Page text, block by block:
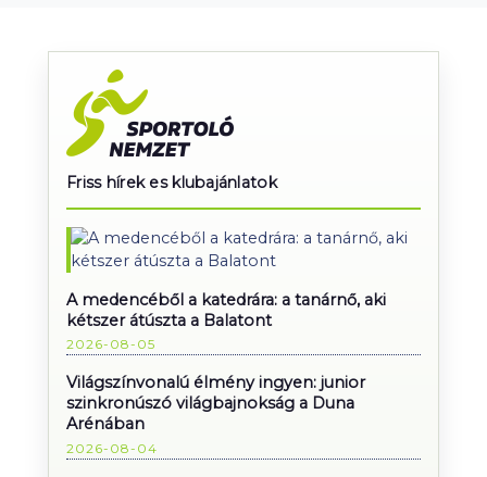
Friss hírek es klubajánlatok
A medencéből a katedrára: a tanárnő, aki
kétszer átúszta a Balatont
2026-08-05
Világszínvonalú élmény ingyen: junior
szinkronúszó világbajnokság a Duna
Arénában
2026-08-04